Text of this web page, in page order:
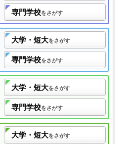
専門学校をさがす
大学・短大をさがす
専門学校をさがす
大学・短大をさがす
専門学校をさがす
大学・短大をさがす